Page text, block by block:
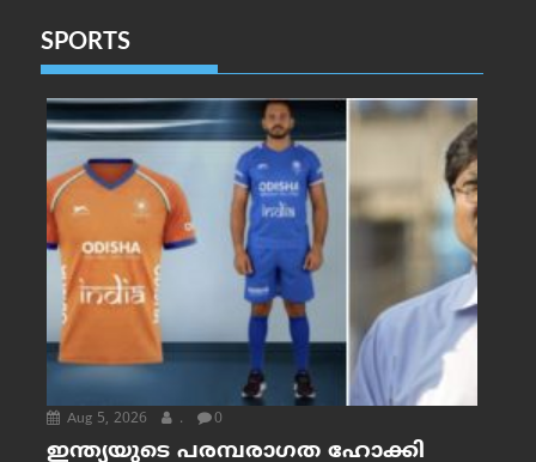
SPORTS
Aug 5, 2026 . 0
ഇന്ത്യയുടെ പരമ്പരാഗത ഹോക്കി